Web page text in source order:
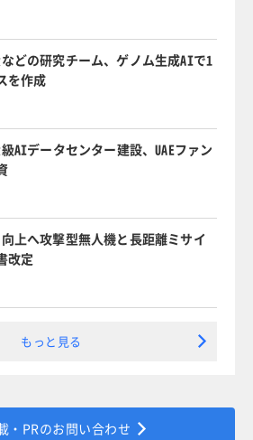
どの研究チーム、ゲノム生成AIで1
を作成
AIデータセンター建設、UAEファン
上へ攻撃型無人機と長距離ミサイ
改定
もっと見る
・PRのお問い合わせ